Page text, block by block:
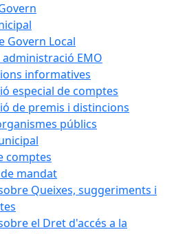
Govern Local
administració EMO
informatives
especial de comptes
de premis i distincions
públics
comptes
mandat
Queixes, suggeriments i
el Dret d'accés a la